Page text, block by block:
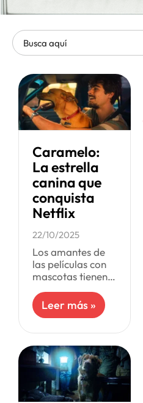
Caramelo:
La estrella
canina que
conquista
Netflix
22/10/2025
Los amantes de
las películas con
mascotas tienen
que no se pueden
perder.
cinta brasileña
que acaba de
llegar a
Leer más »